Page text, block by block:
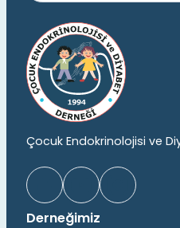
Çocuk Endokrinolojisi ve
Derneğimiz